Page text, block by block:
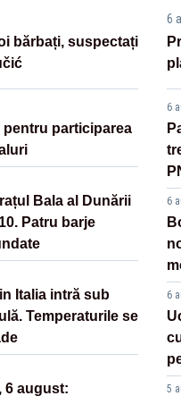
bărbați, suspectați
pentru participarea
Bala al Dunării
Patru barje
Italia intră sub
Temperaturile se
6 august:
6
6
6
6
5